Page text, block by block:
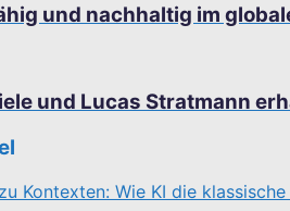
und nachhaltig im
und Lucas Stratmann